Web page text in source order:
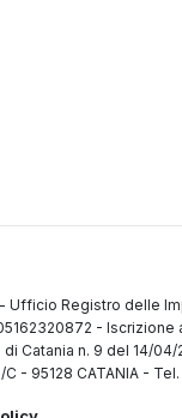
- Ufficio Registro delle
- Iscrizione
Catania n. 9 del 14/04/
C - 95128 CATANIA -